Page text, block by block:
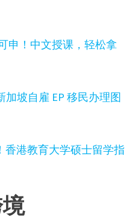
申！中文授课，轻松拿
加坡自雇 EP 移民办理图
香港教育大学硕士留学指